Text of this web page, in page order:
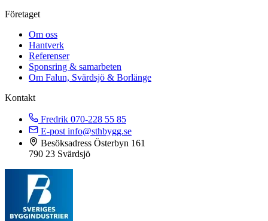
Företaget
Om oss
Hantverk
Referenser
Sponsring & samarbeten
Om Falun, Svärdsjö & Borlänge
Kontakt
Fredrik 070-228 55 85
E-post info@sthbygg.se
Besöksadress Österbyn 161
790 23 Svärdsjö